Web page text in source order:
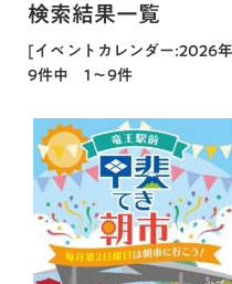
検索結果一覧
[イベントカレンダー:2026
9件中 1～9件